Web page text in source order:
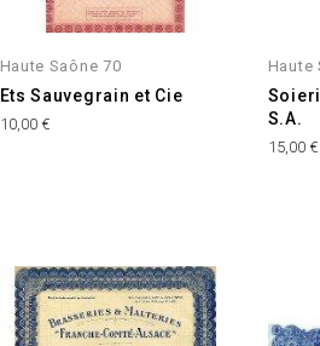
Haute Saône 70
Ets Sauvegrain et Cie
Prix
10,00 €
Haute
S.A.
Prix
15,00 €